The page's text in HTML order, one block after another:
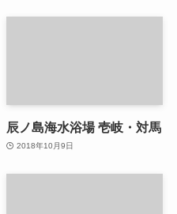
辰ノ島海水浴場 壱岐・対馬
2018年10月9日